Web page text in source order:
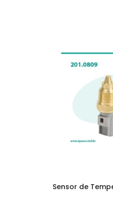
Sensor de